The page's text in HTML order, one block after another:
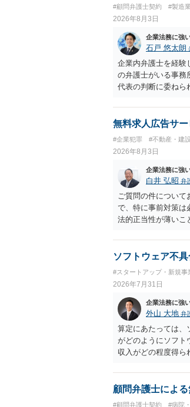
#顧問弁護士契約 #製造業
2026年8月3日
企業法務に強
石戸 悠太朗
企業内弁護士を経験
の弁護士がいる事務
代表の判断に委ねら
れない場合は、他の
弁護士が変わらず、
無料求人広告サ
#企業犯罪 #不動産・建
2026年8月3日
企業法務に強
白井 弘昭 弁
ご質問の件につい
で、特に事前対策は
法的正当性が薄いこ
人（１社）年間１０
可能性は、低いも
で、弁護士に依頼
ります。 毅然と拒
きたら、従業員にて
ソフトウェア不
#スタートアップ・新規事
2026年7月31日
企業法務に強
外山 大地 弁
算定にあたっては、
がどのようにソフト
収入がどの程度得ら
顧問弁護士によ
#顧問弁護士契約 #病院